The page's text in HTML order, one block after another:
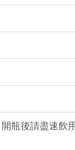
瓶後請盡速飲